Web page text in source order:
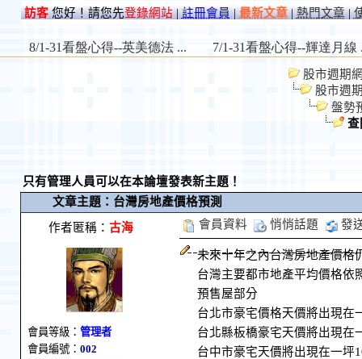
訪客您好！請您先登錄網站|註冊會員|最新文章|熱門文章|
股市週期
股市週
盤勢
查
只有管理人員可以在本論壇發表新主題！
文章主題：台灣房地產價格預測
作者匿稱： 古海
會員等級： 管理者
會員編號： 002
會員資料 悄悄話題 發
未來十年之內台灣房地產價格
台灣主要都市地產平均價格依
預售屋部分
台北市豪宅價格天價將出現在
台北縣板橋豪宅天價將出現在
台中市豪宅天價將出現在一坪